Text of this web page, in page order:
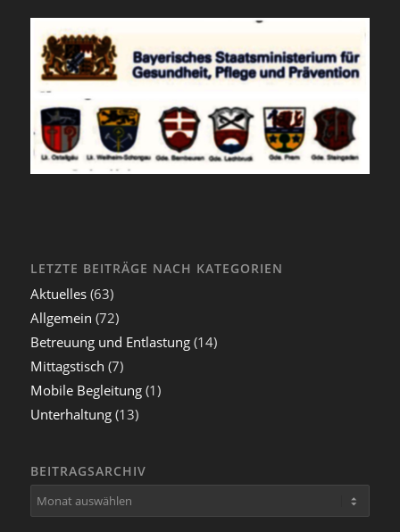
LETZTE BEITRÄGE NACH KATEGORIEN
Aktuelles(63)
Allgemein (72)
Betreuung und Entlastung(14)
Mittagstisch (7)
Mobile Begleitung(1)
Unterhaltung(13)
BEITRAGSARCHIV